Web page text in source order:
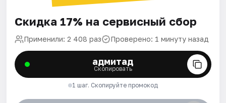
Скидка 17% на сервисный сбор
Применили: 2 408 раз Проверено: 1 минуту назад
адмитад
Скопировать
1 шаг. Скопируйте промокод